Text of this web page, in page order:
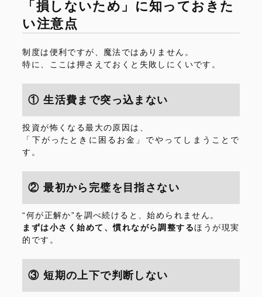
「損しないため」に知っておきた
い注意点
制度は便利ですが、魔法ではありません。
特に、ここは押さえておくと失敗しにくいです。
① 生活費まで突っ込まない
投資が怖くなる最大の原因は、
「下がったときに困るお金」でやってしまうことで
す。
② 最初から完璧を目指さない
“何が正解か”を調べ続けると、始められません。
まずは小さく始めて、慣れながら調整するほうが現実
的です。
③ 短期の上下で判断しない